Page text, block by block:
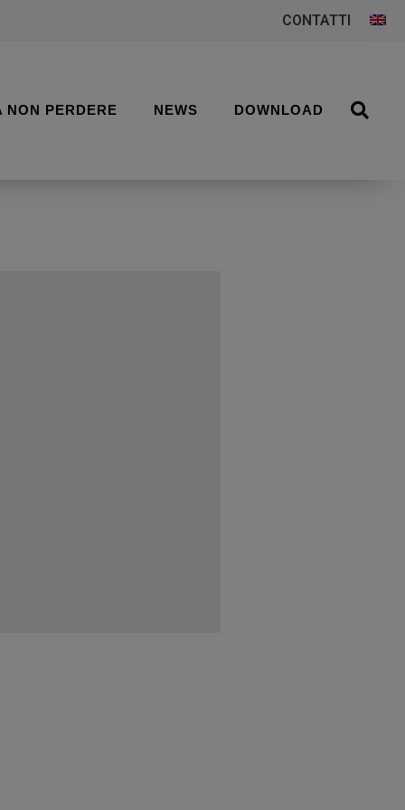
CONTATTI
NON PERDERE NEWS DOWNLOAD